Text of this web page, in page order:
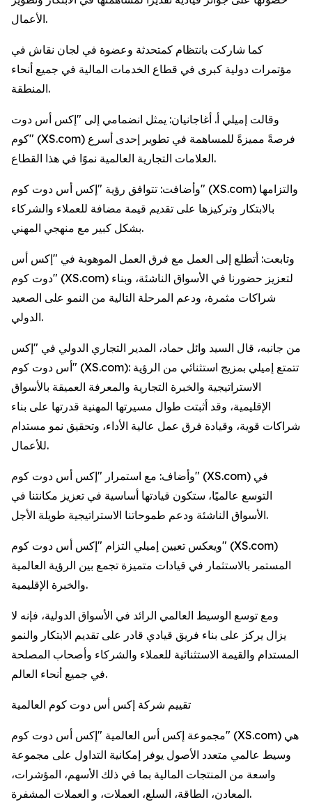
الأعمال.
كما شاركت بانتظام كمتحدثة وعضوة في لجان نقاش في
مؤتمرات دولية كبرى في قطاع الخدمات المالية في جميع أنحاء
المنطقة.
وقالت إميلي أ. أغاجانيان: يمثل انضمامي إلى "إكس أس دوت
كوم" (XS.com) فرصةً مميزةً للمساهمة في تطوير إحدى أسرع
العلامات التجارية العالمية نموًا في هذا القطاع.
وأضافت: تتوافق رؤية "إكس أس دوت كوم" (XS.com) والتزامها
بالابتكار وتركيزها على تقديم قيمة مضافة للعملاء والشركاء
بشكل كبير مع منهجي المهني.
وتابعت: أتطلع إلى العمل مع فرق العمل الموهوبة في "إكس أس
دوت كوم" (XS.com) لتعزيز حضورنا في الأسواق الناشئة، وبناء
شراكات مثمرة، ودعم المرحلة التالية من النمو على الصعيد
الدولي.
من جانبه، قال السيد وائل حماد، المدير التجاري الدولي في "إكس
أس دوت كوم" (XS.com): تتمتع إميلي بمزيج استثنائي من الرؤية
الاستراتيجية والخبرة التجارية والمعرفة العميقة بالأسواق
الإقليمية، وقد أثبتت طوال مسيرتها المهنية قدرتها على بناء
شراكات قوية، وقيادة فرق عمل عالية الأداء، وتحقيق نمو مستدام
للأعمال.
وأضاف: مع استمرار "إكس أس دوت كوم" (XS.com) في
التوسع عالميًا، ستكون قيادتها أساسية في تعزيز مكانتنا في
الأسواق الناشئة ودعم طموحاتنا الاستراتيجية طويلة الأجل.
ويعكس تعيين إميلي التزام "إكس أس دوت كوم" (XS.com)
المستمر بالاستثمار في قيادات متميزة تجمع بين الرؤية العالمية
والخبرة الإقليمية.
ومع توسع الوسيط العالمي الرائد في الأسواق الدولية، فإنه لا
يزال يركز على بناء فريق قيادي قادر على تقديم الابتكار والنمو
المستدام والقيمة الاستثنائية للعملاء والشركاء وأصحاب المصلحة
في جميع أنحاء العالم.
تقييم شركة إكس أس دوت كوم العالمية
مجموعة إكس أس العالمية "إكس أس دوت كوم" (XS.com) هي
وسيط عالمي متعدد الأصول يوفر إمكانية التداول على مجموعة
واسعة من المنتجات المالية بما في ذلك الأسهم، المؤشرات،
المعادن، الطاقة، السلع، العملات، و العملات المشفرة.